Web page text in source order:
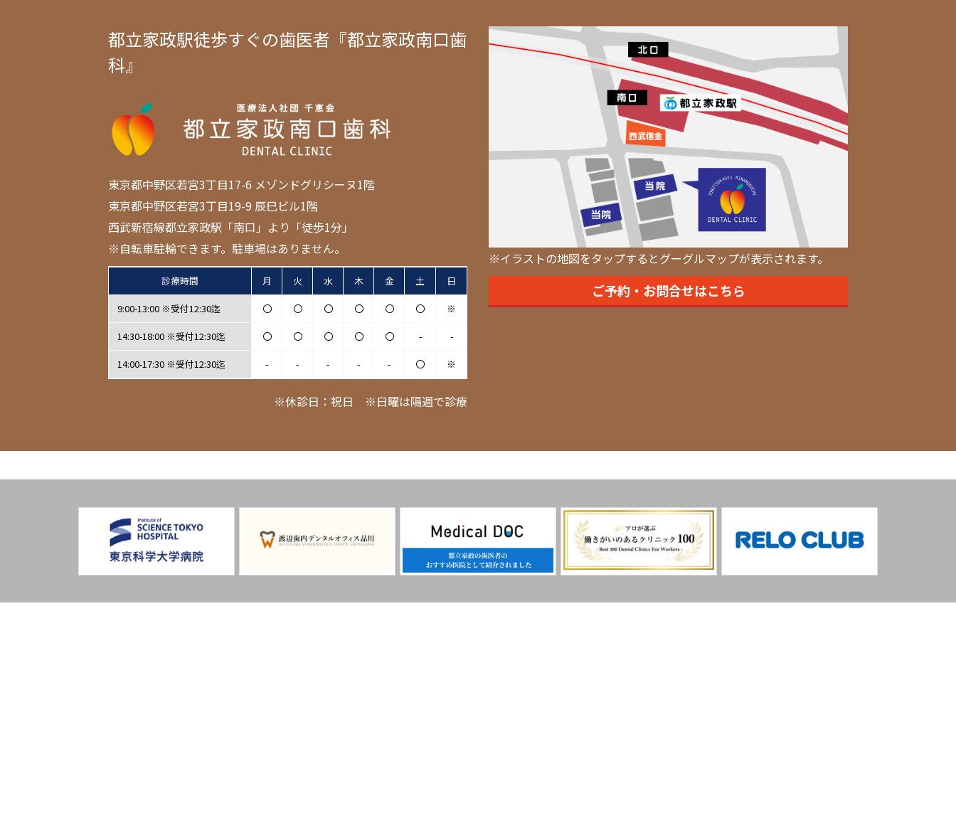
都立家政駅徒歩すぐの歯医者『都立家政南口歯
科』
東京都中野区若宮3丁目17-6 メゾンドグリシーヌ1階
東京都中野区若宮3丁目19-9 辰巳ビル1階
西武新宿線都立家政駅「南口」より「徒歩1分」
※自転車駐輪できます。駐車場はありません。
診療時間 月 火 水 木 金 土 日
9:00-13:00 ※受付12:30迄 〇 〇 〇 〇 〇 〇 ※
14:30-18:00 ※受付12:30迄 〇 〇 〇 〇 〇 - -
14:00-17:30 ※受付12:30迄 - - - - - 〇 ※
※休診日：祝日 ※日曜は隔週で診療
※イラストの地図をタップするとグーグルマップが表示されます。
ご予約・お問合せはこちら